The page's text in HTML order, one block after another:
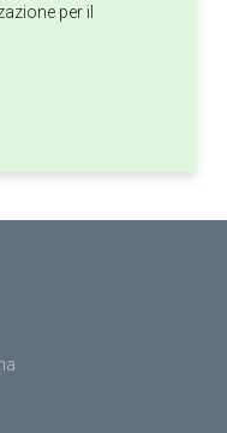
per il